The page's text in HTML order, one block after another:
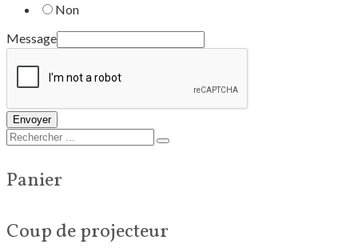
Non
Message
Envoyer
Panier
Coup de projecteur